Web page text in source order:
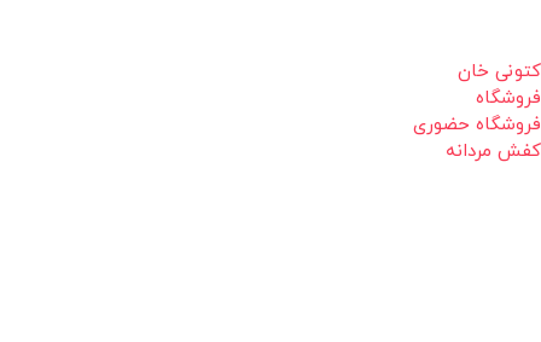
کتونی خان
فروشگاه
فروشگاه حضوری
کفش مردانه